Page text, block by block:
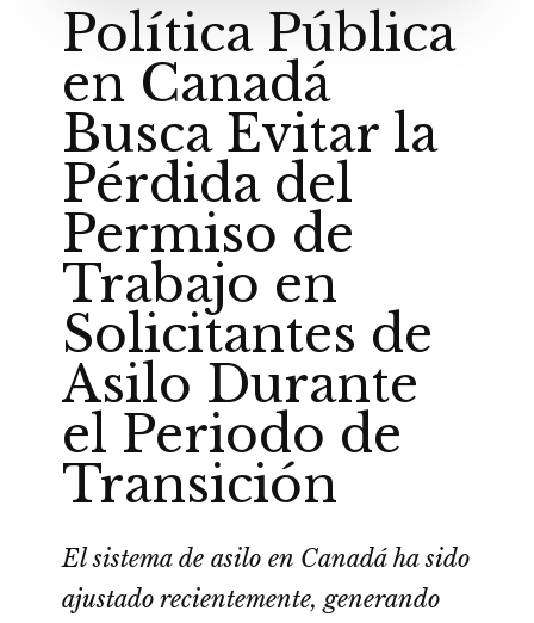
Política Pública
en Canadá
Busca Evitar la
Pérdida del
Permiso de
Trabajo en
Solicitantes de
Asilo Durante
el Periodo de
Transición
El sistema de asilo en Canadá ha sido
ajustado recientemente, generando